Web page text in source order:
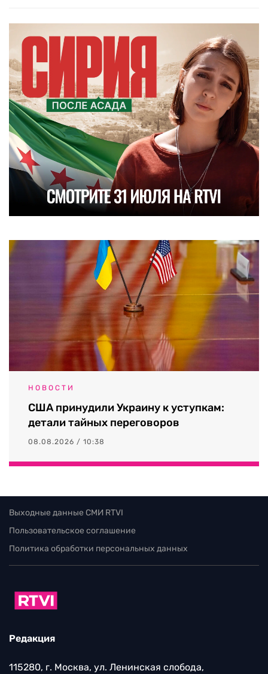
НОВОСТИ
США принудили Украину к уступкам:
детали тайных переговоров
08.08.2026 / 10:38
Выходные данные СМИ RTVI
Пользовательское соглашение
Политика обработки персональных данных
Редакция
115280, г. Москва, ул. Ленинская слобода,